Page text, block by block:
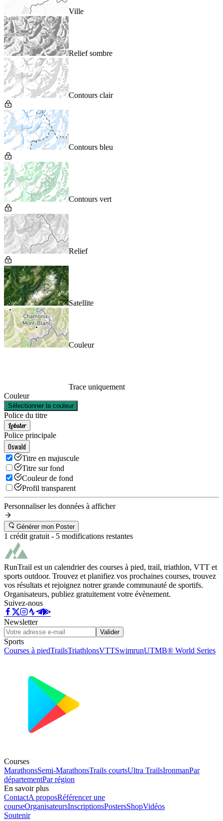
Ville
Relief sombre
Contours clair
Contours bleu
Contours vert
Relief
Satellite
Couleur
Trace uniquement
Couleur
Sélectionner la couleur
Police du titre
Lobster
Police principale
Oswald
Titre en majuscule
Titre sur fond
Couleur de fond
Profil transparent
Personnaliser les données à afficher
Générer mon Poster
1 crédit gratuit - 5 modifications restantes
RunTrail est un calendrier des courses à pied, trail, triathlon, VTT et
sports outdoor. Trouvez et planifiez vos prochaines courses, trouvez
vos résultats et rejoignez notrer grande communauté de sportifs.
Organisateurs, publiez gratuitement votre évènement.
Suivez-nous
Newsletter
Valider
Sports
Courses à piedTrailsTriathlonsVTTSwimrunUTMB® World Series
Courses
MarathonsSemi-MarathonsTrails courtsUltra TrailsIronmanPar
départementPar région
En savoir plus
ContactA proposRéférencer une
courseOrganisateursInscriptionsPostersShopVidéos
Soutenir